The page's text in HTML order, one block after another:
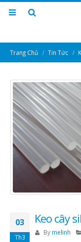
Trang Chủ Tin Tức
03
Th3
Keo cây
By melinh